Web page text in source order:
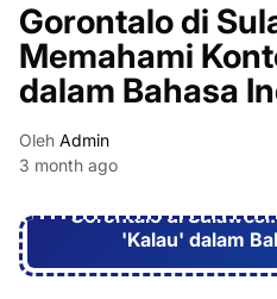
Gorontalo di
Memahami
dalam Bahasa
Oleh Admin
3 month ago
Gorontalo di
'Kalau' dalam